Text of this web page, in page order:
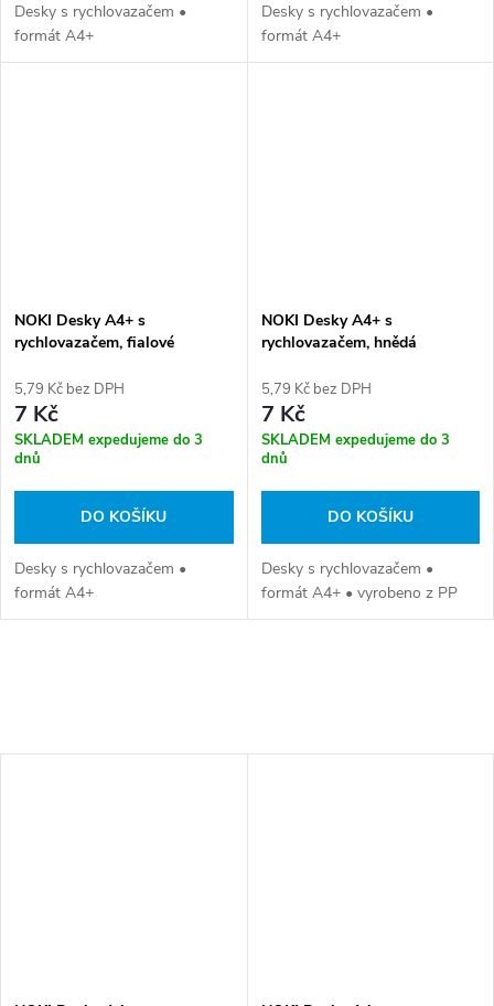
Desky s rychlovazačem •
formát A4+
Desky s rychlovazačem •
formát A4+
NOKI Desky A4+ s
rychlovazačem, fialové
5,79 Kč bez DPH
7 Kč
SKLADEM expedujeme do 3
dnů
DO KOŠÍKU
Desky s rychlovazačem •
formát A4+
NOKI Desky A4+ s
rychlovazačem, hnědá
5,79 Kč bez DPH
7 Kč
SKLADEM expedujeme do 3
dnů
DO KOŠÍKU
Desky s rychlovazačem •
formát A4+ • vyrobeno z PP